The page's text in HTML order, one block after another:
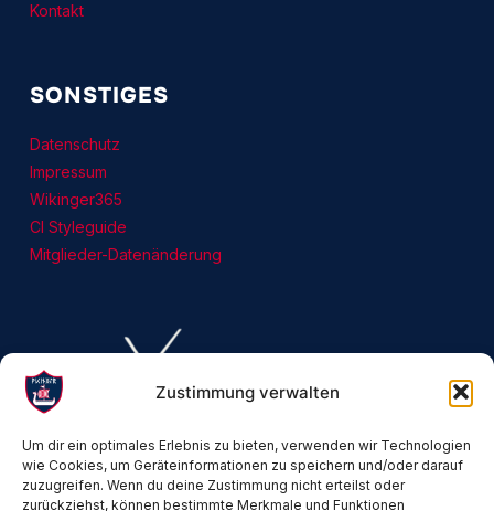
Zustimmung verwalten
Um dir ein optimales Erlebnis zu bieten, verwenden wir Technologien
wie Cookies, um Geräteinformationen zu speichern und/oder darauf
zuzugreifen. Wenn du deine Zustimmung nicht erteilst oder
zurückziehst, können bestimmte Merkmale und Funktionen
Kontakt
SONSTIGES
Datenschutz
Impressum
Wikinger365
CI Styleguide
Mitglieder-Datenänderung